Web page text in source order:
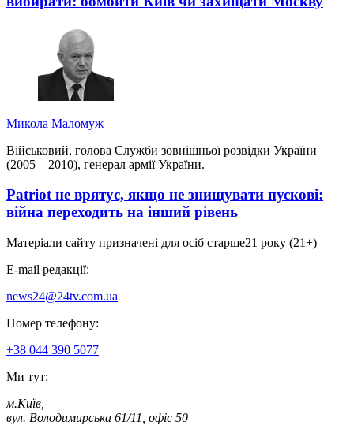
Микола Маломуж
Військовий, голова Служби зовнішньої розвідки України
(2005 – 2010), генерал армії України.
Patriot не врятує, якщо не знищувати пускові:
війна переходить на інший рівень
Матеріали сайту призначені для осіб старше21 року (21+)
E-mail редакції:
news24@24tv.com.ua
Номер телефону:
+38 044 390 5077
Ми тут:
м.Київ
вул. Володимирська 61/11, офіс 50